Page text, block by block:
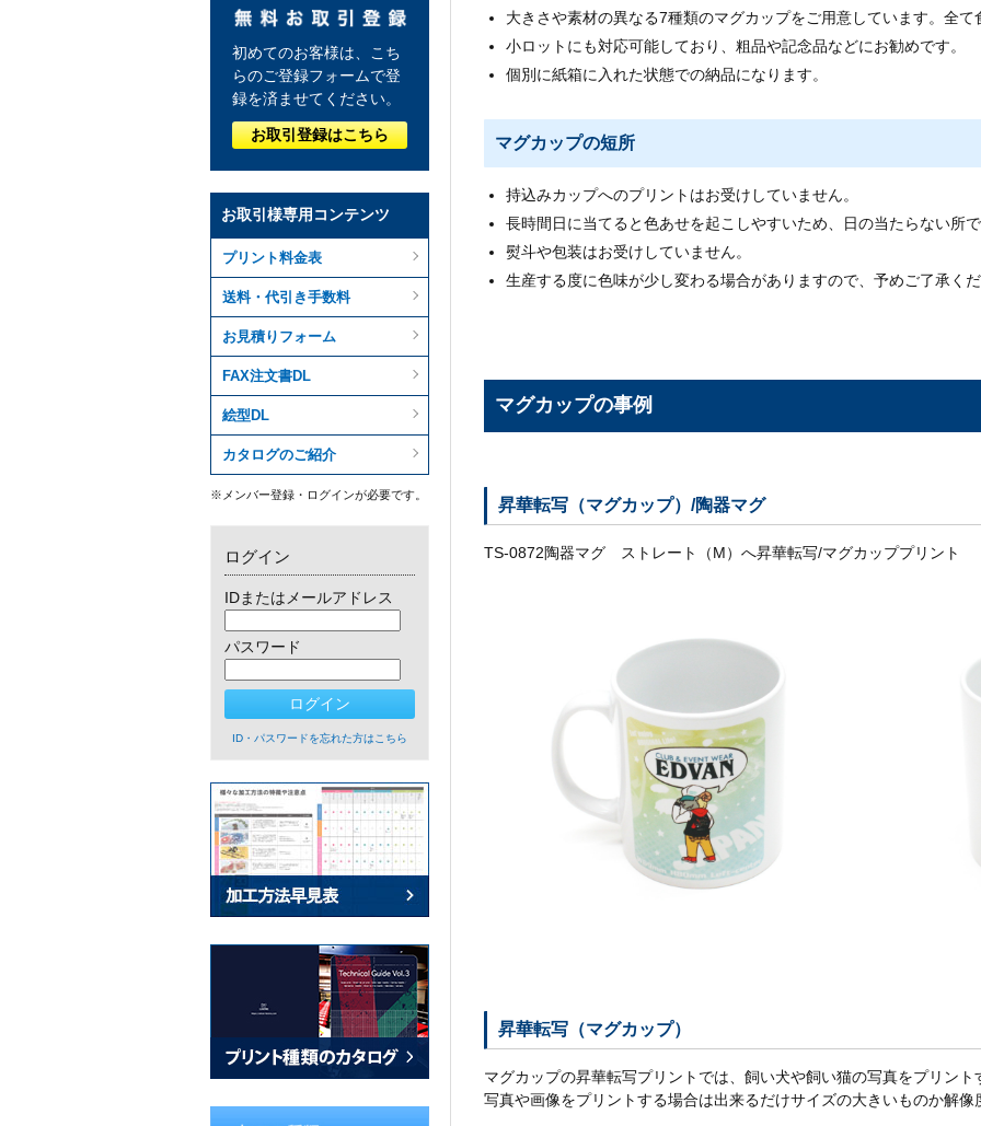
初めてのお客様は、こち
らのご登録フォームで登
録を済ませてください。
お取引登録はこちら
お取引様専用コンテンツ
プリント料金表
送料・代引き手数料
お見積りフォーム
FAX注文書DL
絵型DL
カタログのご紹介
※メンバー登録・ログインが必要です。
ログイン
IDまたはメールアドレス
パスワード
ID・パスワードを忘れた方はこちら
大きさや素材の異なる7種類のマグカップをご用意しています。全て
小ロットにも対応可能しており、粗品や記念品などにお勧めです。
個別に紙箱に入れた状態での納品になります。
マグカップの短所
持込みカップへのプリントはお受けしていません。
長時間日に当てると色あせを起こしやすいため、日の当たらない所で
熨斗や包装はお受けしていません。
生産する度に色味が少し変わる場合がありますので、予めご了承くだ
マグカップの事例
昇華転写（マグカップ）/陶器マグ
TS-0872陶器マグ ストレート（M）へ昇華転写/マグカッププリント
昇華転写（マグカップ）
マグカップの昇華転写プリントでは、飼い犬や飼い猫の写真をプリント
写真や画像をプリントする場合は出来るだけサイズの大きいものか解像